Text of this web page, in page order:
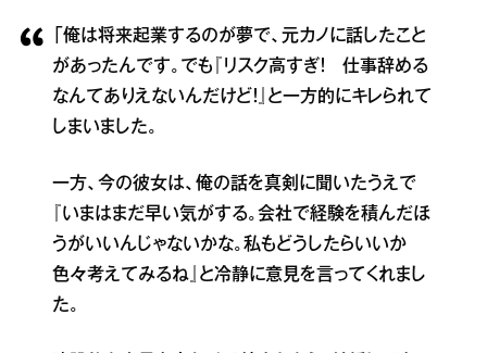
「俺は将来起業するのが夢で、元カノに話したこと
があったんです。でも『リスク高すぎ！ 仕事辞める
なんてありえないんだけど！』と一方的にキレられて
しまいました。
一方、今の彼女は、俺の話を真剣に聞いたうえで
『いまはまだ早い気がする。会社で経験を積んだほ
うがいいんじゃないかな。私もどうしたらいいか
色々考えてみるね』と冷静に意見を言ってくれまし
た。